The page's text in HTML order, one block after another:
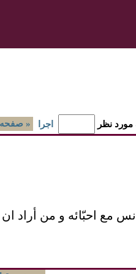
صفحه قبل » نظر اجرا
مع احبّائه و من أراد